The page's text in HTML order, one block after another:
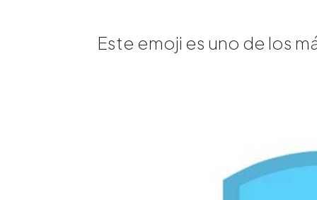
Este emoji es uno de los